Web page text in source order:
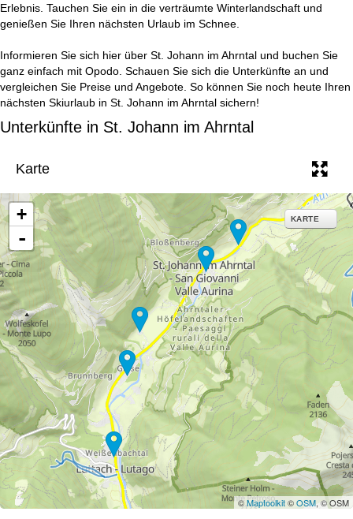
e
Erlebnis. Tauchen Sie ein in die verträumte Winterlandschaft und
genießen Sie Ihren nächsten Urlaub im Schnee.
Informieren Sie sich hier über St. Johann im Ahrntal und buchen Sie
ganz einfach mit Opodo. Schauen Sie sich die Unterkünfte an und
vergleichen Sie Preise und Angebote. So können Sie noch heute Ihren
nächsten Skiurlaub in St. Johann im Ahrntal sichern!
Unterkünfte in St. Johann im Ahrntal
Karte
+
-
KARTE
©Maptoolkit©OSM, © OSM